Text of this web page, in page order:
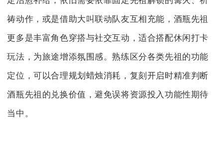
祷动作，或是借助大叫联动队友互相充能，酒瓶先祖
更多是丰富角色穿搭与社交互动，适合搭配休闲打卡
玩法，为旅途增添氛围感。熟练区分各类先祖的功能
定位，可以合理规划蜡烛消耗，复刻开启时精准判断
酒瓶先祖的兑换价值，避免误将资源投入功能性期待
当中。